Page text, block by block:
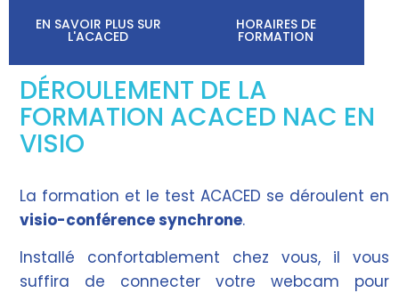
EN SAVOIR PLUS SUR
L'ACACED
HORAIRES DE
FORMATION
DÉROULEMENT DE LA
FORMATION ACACED NAC EN
VISIO
La formation et le test ACACED se déroulent en
visio-conférence synchrone.
Installé confortablement chez vous, il vous
suffira de connecter votre webcam pour